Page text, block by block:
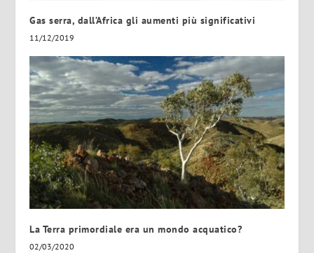
Gas serra, dall’Africa gli aumenti più significativi
11/12/2019
La Terra primordiale era un mondo acquatico?
02/03/2020